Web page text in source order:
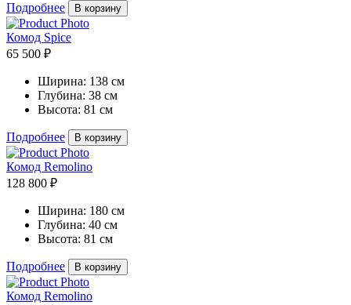
Подробнее В корзину
Комод Spice
65 500 ₽
Ширина: 138 см
Глубина: 38 см
Высота: 81 см
Подробнее В корзину
Комод Remolino
128 800 ₽
Ширина: 180 см
Глубина: 40 см
Высота: 81 см
Подробнее В корзину
Комод Remolino